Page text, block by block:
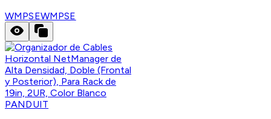
WMPSEWMPSE
PANDUIT